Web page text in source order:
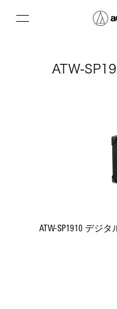
ATW-
ATW-SP1910 デジ